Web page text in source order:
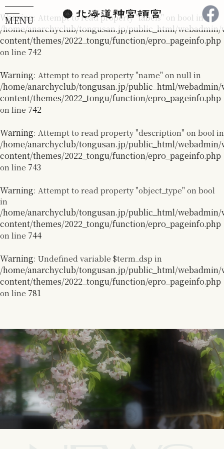
Warning: Attempt to read property "labels" on bool in
/home/anarchyclub/tongusan.jp/public_html/webadmin/
content/themes/2022_tongu/function/epro_pageinfo.php
on line 742
Warning: Attempt to read property "name" on null in
/home/anarchyclub/tongusan.jp/public_html/webadmin/
content/themes/2022_tongu/function/epro_pageinfo.php
on line 742
Warning: Attempt to read property "description" on bool in
/home/anarchyclub/tongusan.jp/public_html/webadmin/
content/themes/2022_tongu/function/epro_pageinfo.php
on line 743
Warning: Attempt to read property "object_type" on bool
in
/home/anarchyclub/tongusan.jp/public_html/webadmin/
content/themes/2022_tongu/function/epro_pageinfo.php
on line 744
Warning: Undefined variable $term_dsp in
/home/anarchyclub/tongusan.jp/public_html/webadmin/
content/themes/2022_tongu/function/epro_pageinfo.php
on line 781
MENU
メニューを開閉する